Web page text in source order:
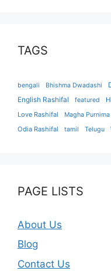
TAGS
bengali Bhishma Dwadashi
English Rashifal
featured
Love Rashifal
Magha Purnima
Odia Rashifal tamil Telugu
PAGE LISTS
About Us
Blog
Contact Us